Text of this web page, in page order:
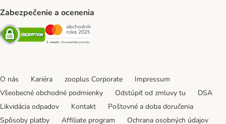
Zabezpečenie a ocenenia
Security Security
O nás Kariéra zooplus Corporate
Impressum
Všeobecné obchodné podmienky
Odstúpiť od zmluvy tu
DSA
Likvidácia odpadov
Kontakt
Poštovné a doba doručenia
Spôsoby platby
Affiliate program Ochrana osobných údajov